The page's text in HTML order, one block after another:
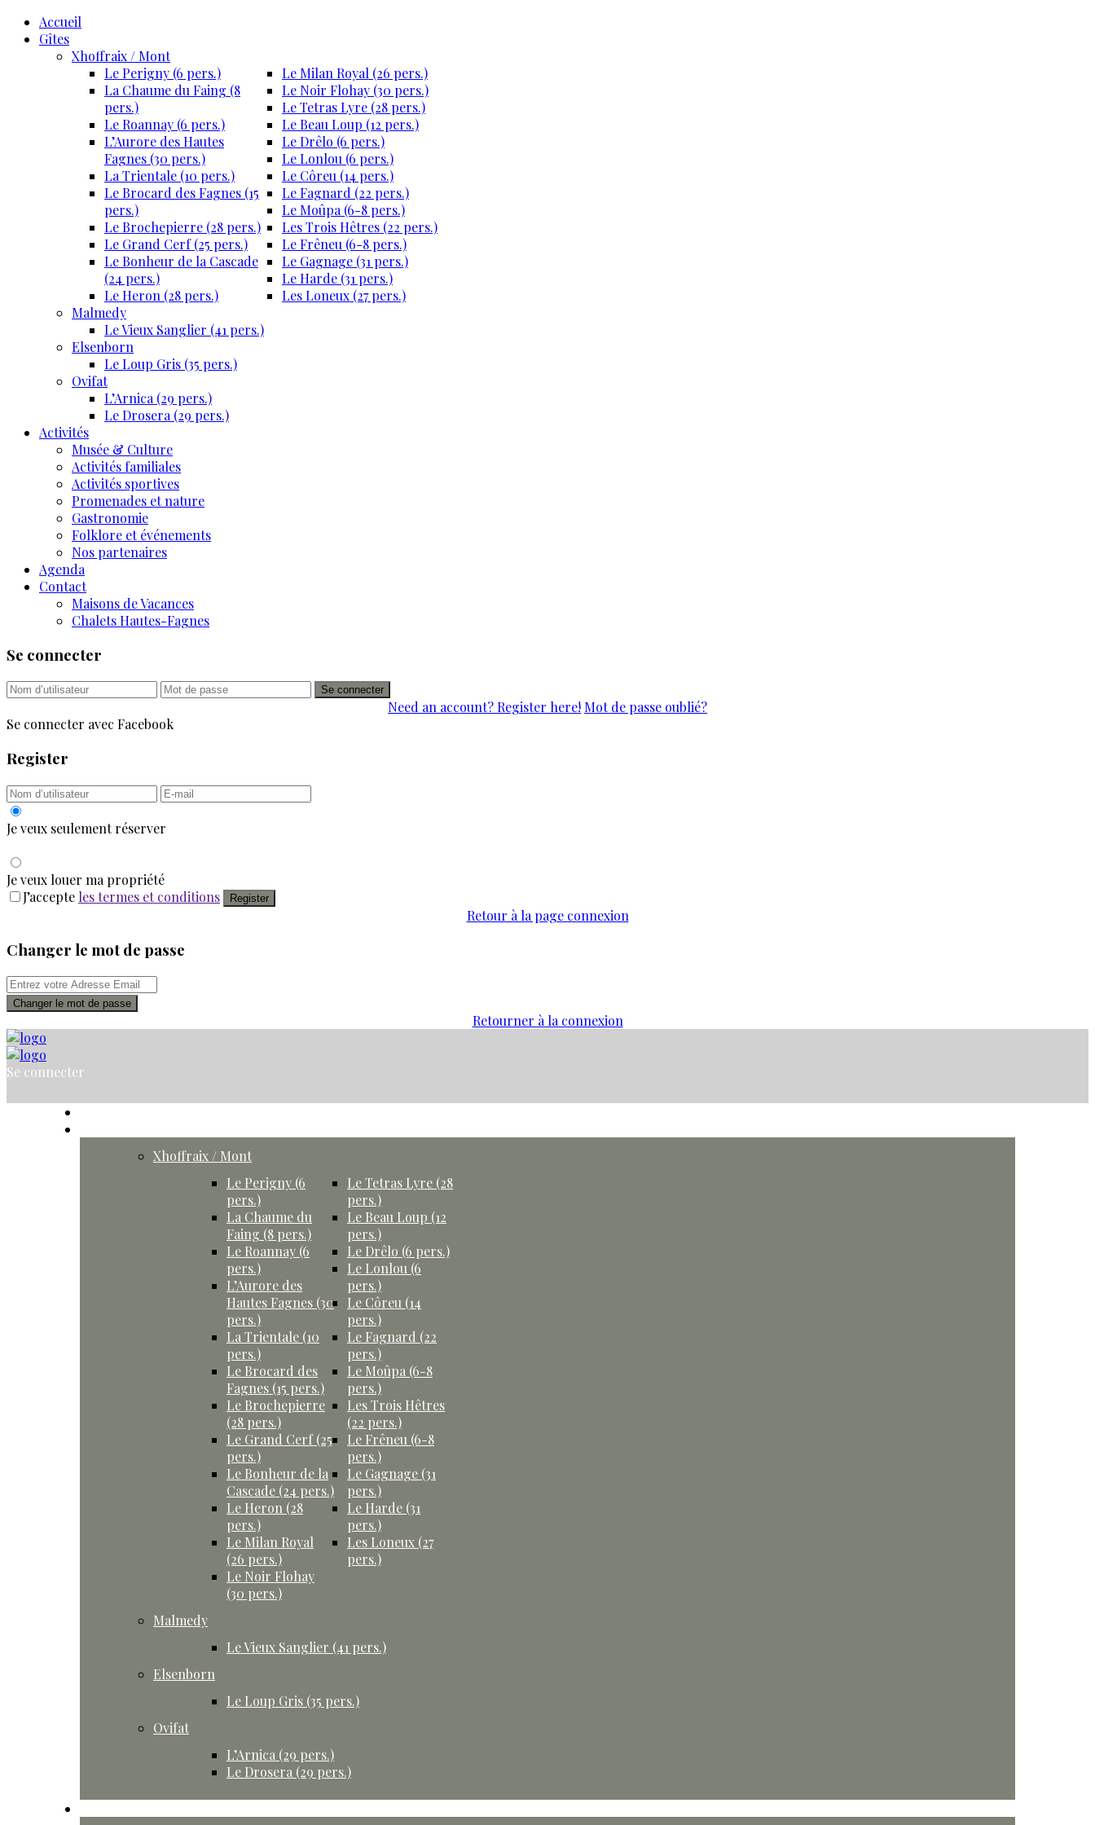
Accueil
Gîtes
Xhoffraix / Mont
Le Perigny (6 pers.)
La Chaume du Faing (8
pers.)
Le Roannay (6 pers.)
L’Aurore des Hautes
Fagnes (30 pers.)
La Trientale (10 pers.)
Le Brocard des Fagnes (15
pers.)
Le Brochepierre (28 pers.)
Le Grand Cerf (25 pers.)
Le Bonheur de la Cascade
(24 pers.)
Le Heron (28 pers.)
Le Milan Royal (26 pers.)
Le Noir Flohay (30 pers.)
Le Tetras Lyre (28 pers.)
Le Beau Loup (12 pers.)
Le Drêlo (6 pers.)
Le Lonlou (6 pers.)
Le Côreu (14 pers.)
Le Fagnard (22 pers.)
Le Moûpa (6-8 pers.)
Les Trois Hêtres (22 pers.)
Le Frêneu (6-8 pers.)
Le Gagnage (31 pers.)
Le Harde (31 pers.)
Les Loneux (27 pers.)
Malmedy
Le Vieux Sanglier (41 pers.)
Elsenborn
Le Loup Gris (35 pers.)
Ovifat
L’Arnica (29 pers.)
Le Drosera (29 pers.)
Activités
Musée & Culture
Activités familiales
Activités sportives
Promenades et nature
Gastronomie
Folklore et événements
Nos partenaires
Agenda
Contact
Maisons de Vacances
Chalets Hautes-Fagnes
Se connecter
Se connecter
Need an account? Register here! Mot de passe oublié?
Se connecter avec Facebook
Register
Je veux seulement réserver
Je veux louer ma propriété
J’accepte les termes et conditions Register
Retour à la page connexion
Changer le mot de passe
Changer le mot de passe
Retourner à la connexion
Se connecter
Xhoffraix / Mont
Le Perigny (6
pers.)
La Chaume du
Faing (8 pers.)
Le Roannay (6
pers.)
L’Aurore des
Hautes Fagnes (30
pers.)
La Trientale (10
pers.)
Le Brocard des
Fagnes (15 pers.)
Le Brochepierre
(28 pers.)
Le Grand Cerf (25
pers.)
Le Bonheur de la
Cascade (24 pers.)
Le Heron (28
pers.)
Le Milan Royal
(26 pers.)
Le Noir Flohay
(30 pers.)
Le Tetras Lyre (28
pers.)
Le Beau Loup (12
pers.)
Le Drêlo (6 pers.)
Le Lonlou (6
pers.)
Le Côreu (14
pers.)
Le Fagnard (22
pers.)
Le Moûpa (6-8
pers.)
Les Trois Hêtres
(22 pers.)
Le Frêneu (6-8
pers.)
Le Gagnage (31
pers.)
Le Harde (31
pers.)
Les Loneux (27
pers.)
Malmedy
Le Vieux Sanglier (41 pers.)
Elsenborn
Le Loup Gris (35 pers.)
Ovifat
L’Arnica (29 pers.)
Le Drosera (29 pers.)